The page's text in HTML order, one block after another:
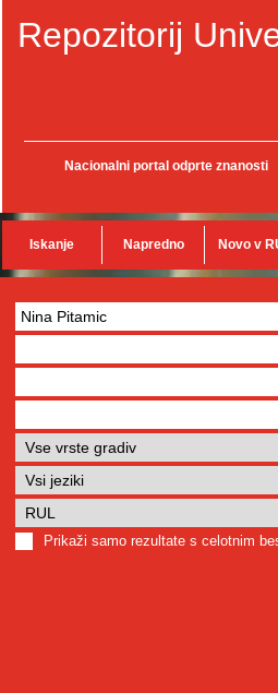
Repozitorij
Nacionalni portal odprte znanosti
Iskanje Napredno Novo v
Prikaži samo rezultate s celotnim